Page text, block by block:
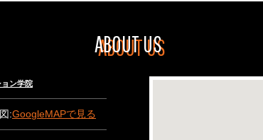
ABOUT US
ン学院
:GoogleMAPで見る